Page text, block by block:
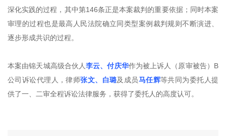
深化实践的过程，其中第146条正是本案裁判的重要依据；同时本案
审理的过程也是最高人民法院确立同类型案例裁判规则不断演进、
逐步形成共识的过程。
本案由锦天城高级合伙人李云、付庆华作为被上诉人（原审被告）B
公司诉讼代理人，律师张文、白璐及成员马任辉等共同为委托人提
供了一、二审全程诉讼法律服务，获得了委托人的高度认可。